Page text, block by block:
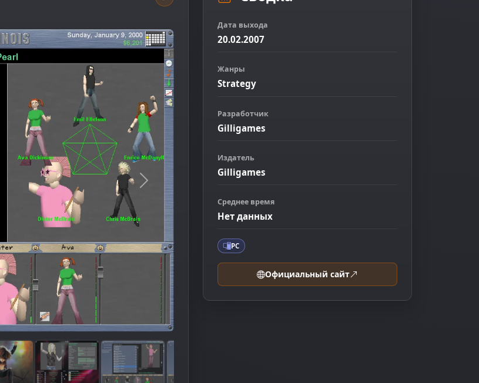
Следующее изображение
Дата выхода
20.02.2007
Жанры
Strategy
Разработчик
Gilligames
Издатель
Gilligames
Среднее время
Нет данных
PC
Официальный сайт